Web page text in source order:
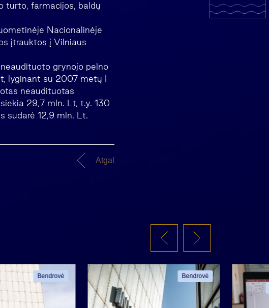
turto, farmacijos, baldų
Nacionalinėje
įtrauktos į Vilniaus
grynojo pelno
lyginant su 2007 metų I
neaudituotas
29,7 mln. Lt, t.y. 130
sudarė 12,9 mln. Lt.
Atgal
Bendrovė Bendrovė